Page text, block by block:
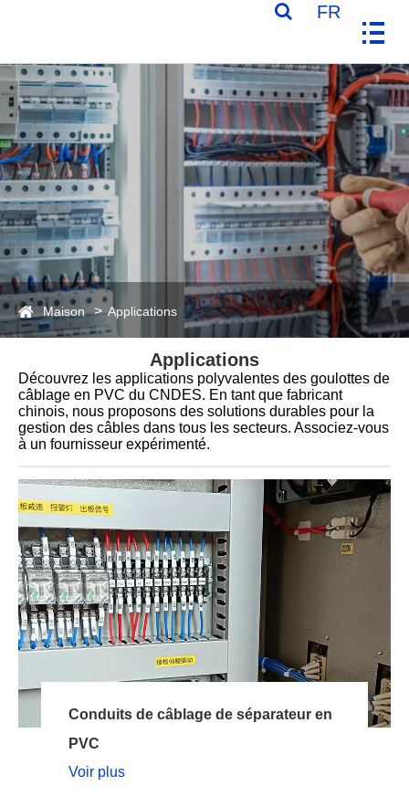
FR
Maison Applications
Applications
Découvrez les applications polyvalentes des goulottes de
câblage en PVC du CNDES. En tant que fabricant
chinois, nous proposons des solutions durables pour la
gestion des câbles dans tous les secteurs. Associez-vous
à un fournisseur expérimenté.
Conduits de câblage de séparateur en
PVC
Voir plus